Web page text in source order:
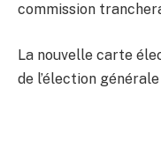
commission
La nouvelle carte
de l’élection générale